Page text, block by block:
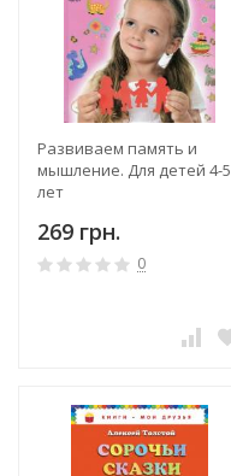
Развиваем память и
мышление. Для детей 4-5
лет
269 грн.
0